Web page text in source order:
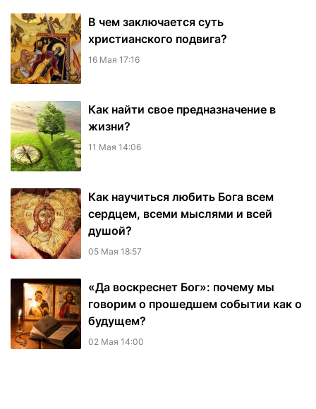
В чем заключается суть
христианского подвига?
16 Мая 17:16
Как найти свое предназначение в
жизни?
11 Мая 14:06
Как научиться любить Бога всем
сердцем, всеми мыслями и всей
душой?
05 Мая 18:57
«Да воскреснет Бог»: почему мы
говорим о прошедшем событии как о
будущем?
02 Мая 14:00